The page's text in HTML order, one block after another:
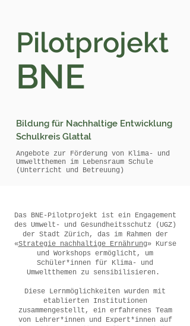
Pilotprojekt
BNE
Bildung für Nachhaltige Entwicklung
Schulkreis Glattal
Angebote zur Förderung von Klima- und
Umweltthemen im Lebensraum Schule
(Unterricht und Betreuung)
Das BNE-Pilotprojekt ist ein Engagement
des Umwelt- und Gesundheitsschutz (UGZ)
der Stadt Zürich, das im Rahmen der
«Strategie nachhaltige Ernährung» Kurse
und Workshops ermöglicht, um
Schüler*innen für Klima- und
Umweltthemen zu sensibilisieren.
Diese Lernmöglichkeiten wurden mit
etablierten Institutionen
zusammengestellt, ein erfahrenes Team
von Lehrer*innen und Expert*innen auf